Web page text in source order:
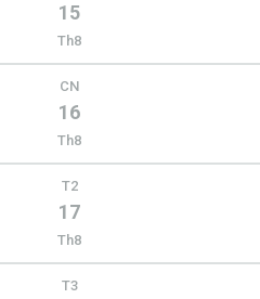
15
Th8
CN
16
Th8
T2
17
Th8
T3